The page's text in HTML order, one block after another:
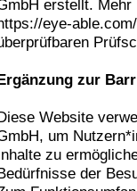
erstellt.
eye-
zur
Website
um
zu
der